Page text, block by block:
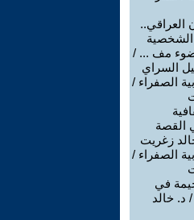
العراقي..
الشخصية
ضوء مف ... /
السراي
الصفراء /
القصة
زغريت
الصفراء /
في
د. خالد